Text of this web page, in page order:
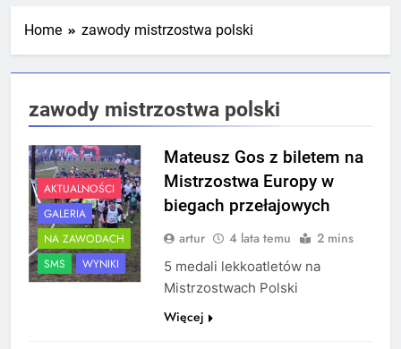
2 Tygodnie Temu
medalowej mistrzostw Polski U23 w
Krakowie
4 Tygodnie Temu
Home zawody mistrzostwa polski
zawody mistrzostwa polski
AKTUALNOŚCI
GALERIA
NA ZAWODACH
SMS
WYNIKI
Mateusz Gos z biletem na
Mistrzostwa Europy w
biegach przełajowych
artur 4 lata temu 2 mins
5 medali lekkoatletów na
Mistrzostwach Polski
Więcej